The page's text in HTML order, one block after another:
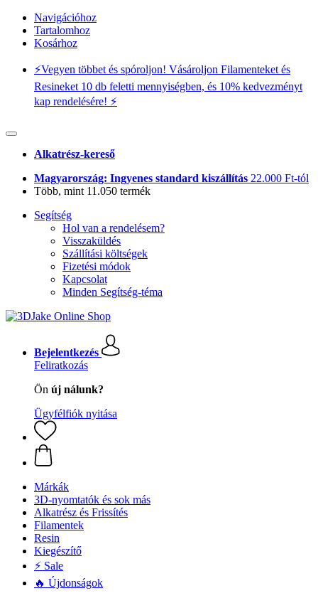
Navigációhoz
Tartalomhoz
Kosárhoz
⚡️Vegyen többet és spóroljon! Vásároljon Filamenteket és
Resineket 10 db feletti mennyiségben, és 10% kedvezményt
kap rendelésére! ⚡️
Alkatrész-kereső
Magyarország: Ingyenes standard kiszállítás 22.000 Ft-tól
Több, mint 11.050 termék
Segítség
Hol van a rendelésem?
Visszaküldés
Szállítási költségek
Fizetési módok
Kapcsolat
Minden Segítség-téma
Bejelentkezés
Feliratkozás
Ön új nálunk?
Ügyfélfiók nyitása
Márkák
3D-nyomtatók és sok más
Alkatrész és Frissítés
Filamentek
Resin
Kiegészítő
⚡ Sale
🔥 Újdonságok